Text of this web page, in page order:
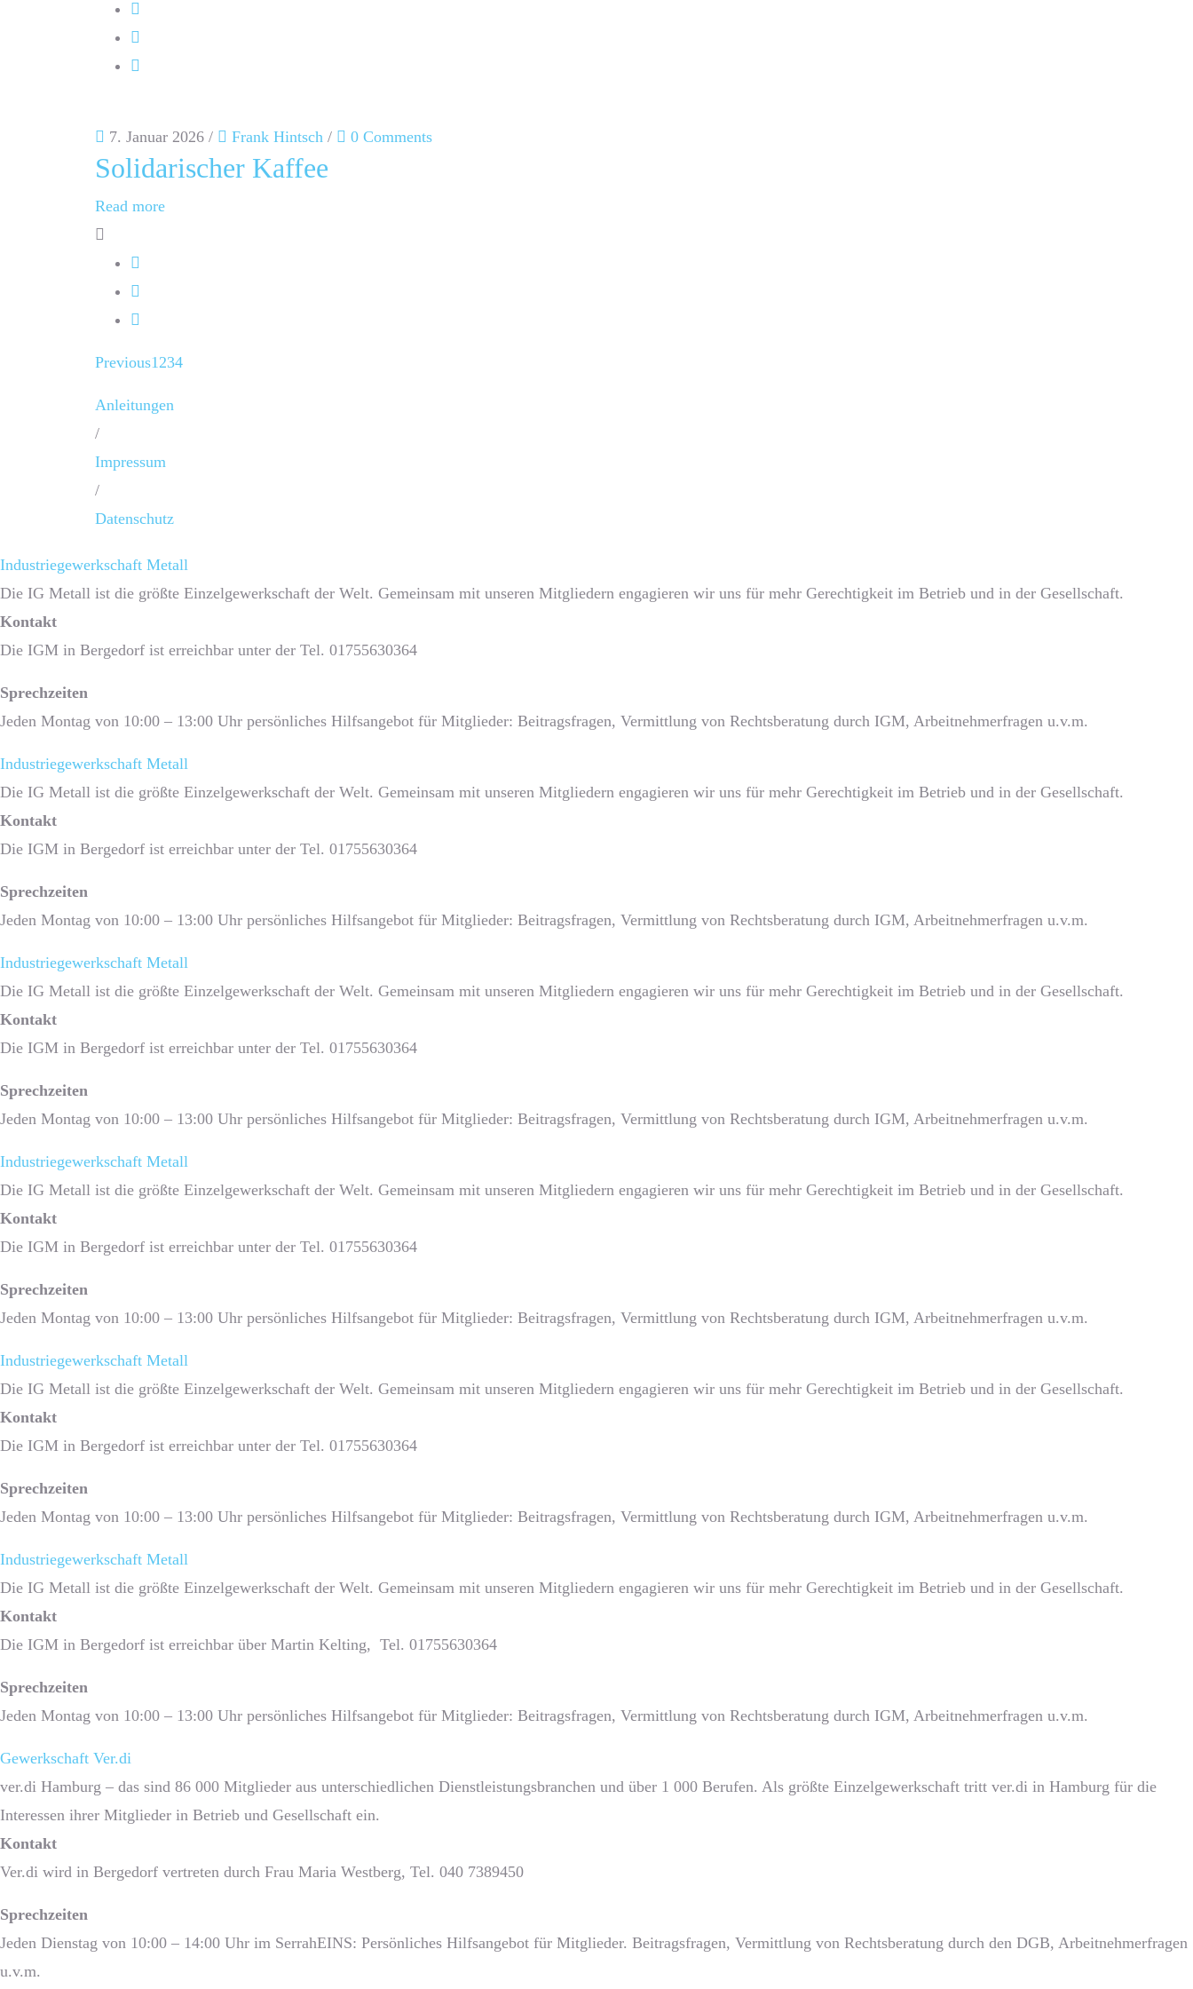
7. Januar 2026 / Frank Hintsch / 0 Comments
Solidarischer Kaffee
Read more
Previous1234
Anleitungen
/
Impressum
/
Datenschutz
Industriegewerkschaft Metall
Die IG Metall ist die größte Einzelgewerkschaft der Welt. Gemeinsam mit unseren Mitgliedern engagieren wir uns für mehr Gerechtigkeit im Betrieb und in der Gesellschaft.
Kontakt
Die IGM in Bergedorf ist erreichbar unter der Tel. 01755630364
Sprech­zeiten
Jeden Montag von 10:00 – 13:00 Uhr persönliches Hilfsangebot für Mitglieder: Beitragsfragen, Vermittlung von Rechtsberatung durch IGM, Arbeitnehmerfragen u.v.m.
Industriegewerkschaft Metall
Die IG Metall ist die größte Einzelgewerkschaft der Welt. Gemeinsam mit unseren Mitgliedern engagieren wir uns für mehr Gerechtigkeit im Betrieb und in der Gesellschaft.
Kontakt
Die IGM in Bergedorf ist erreichbar unter der Tel. 01755630364
Sprech­zeiten
Jeden Montag von 10:00 – 13:00 Uhr persönliches Hilfsangebot für Mitglieder: Beitragsfragen, Vermittlung von Rechtsberatung durch IGM, Arbeitnehmerfragen u.v.m.
Industriegewerkschaft Metall
Die IG Metall ist die größte Einzelgewerkschaft der Welt. Gemeinsam mit unseren Mitgliedern engagieren wir uns für mehr Gerechtigkeit im Betrieb und in der Gesellschaft.
Kontakt
Die IGM in Bergedorf ist erreichbar unter der Tel. 01755630364
Sprech­zeiten
Jeden Montag von 10:00 – 13:00 Uhr persönliches Hilfsangebot für Mitglieder: Beitragsfragen, Vermittlung von Rechtsberatung durch IGM, Arbeitnehmerfragen u.v.m.
Industriegewerkschaft Metall
Die IG Metall ist die größte Einzelgewerkschaft der Welt. Gemeinsam mit unseren Mitgliedern engagieren wir uns für mehr Gerechtigkeit im Betrieb und in der Gesellschaft.
Kontakt
Die IGM in Bergedorf ist erreichbar unter der Tel. 01755630364
Sprech­zeiten
Jeden Montag von 10:00 – 13:00 Uhr persönliches Hilfsangebot für Mitglieder: Beitragsfragen, Vermittlung von Rechtsberatung durch IGM, Arbeitnehmerfragen u.v.m.
Industriegewerkschaft Metall
Die IG Metall ist die größte Einzelgewerkschaft der Welt. Gemeinsam mit unseren Mitgliedern engagieren wir uns für mehr Gerechtigkeit im Betrieb und in der Gesellschaft.
Kontakt
Die IGM in Bergedorf ist erreichbar unter der Tel. 01755630364
Sprech­zeiten
Jeden Montag von 10:00 – 13:00 Uhr persönliches Hilfsangebot für Mitglieder: Beitragsfragen, Vermittlung von Rechtsberatung durch IGM, Arbeitnehmerfragen u.v.m.
Industriegewerkschaft Metall
Die IG Metall ist die größte Einzelgewerkschaft der Welt. Gemeinsam mit unseren Mitgliedern engagieren wir uns für mehr Gerechtigkeit im Betrieb und in der Gesellschaft.
Kontakt
Die IGM in Bergedorf ist erreichbar über Martin Kelting, Tel. 01755630364
Sprech­zeiten
Jeden Montag von 10:00 – 13:00 Uhr persönliches Hilfsangebot für Mitglieder: Beitragsfragen, Vermittlung von Rechtsberatung durch IGM, Arbeitnehmerfragen u.v.m.
Gewerkschaft Ver.di
ver.di Hamburg – das sind 86 000 Mitglieder aus unterschiedlichen Dienstleistungsbranchen und über 1 000 Berufen. Als größte Einzelgewerkschaft tritt ver.di in Hamburg für die
Interessen ihrer Mitglieder in Betrieb und Gesellschaft ein.
Kontakt
Ver.di wird in Bergedorf vertreten durch Frau Maria Westberg, Tel. 040 7389450
Sprech­zeiten
Jeden Dienstag von 10:00 – 14:00 Uhr im SerrahEINS: Persönliches Hilfsangebot für Mitglieder. Beitragsfragen, Vermittlung von Rechtsberatung durch den DGB, Arbeitnehmerfragen
u.v.m.